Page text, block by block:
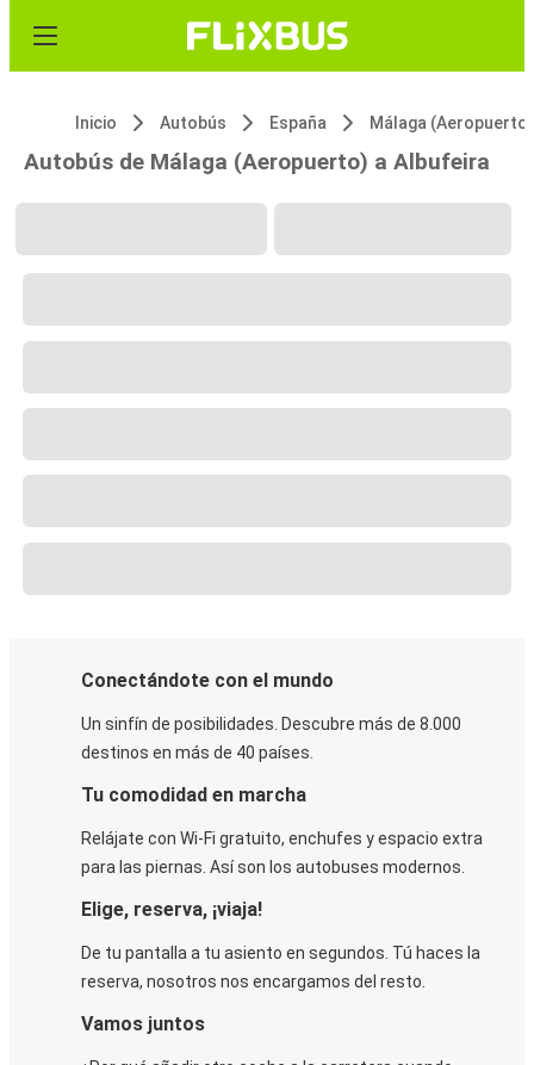
Inicio Autobús España Málaga (Aeropuerto)
Autobús de Málaga (Aeropuerto) a Albufeira
Conectándote con el mundo
Un sinfín de posibilidades. Descubre más de 8.000
destinos en más de 40 países.
Tu comodidad en marcha
Relájate con Wi-Fi gratuito, enchufes y espacio extra
para las piernas. Así son los autobuses modernos.
Elige, reserva, ¡viaja!
De tu pantalla a tu asiento en segundos. Tú haces la
reserva, nosotros nos encargamos del resto.
Vamos juntos